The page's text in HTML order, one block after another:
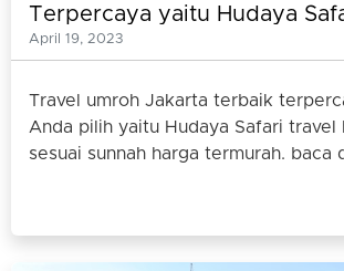
Terpercaya yaitu Hudaya
April 19, 2023
Travel umroh Jakarta terbaik
Anda pilih yaitu Hudaya Safari travel
sesuai sunnah harga termurah. baca